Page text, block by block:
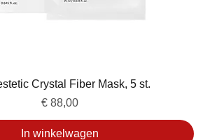
Crystal Fiber Mask, 5 st.
Prijs
€ 88,00
In winkelwagen